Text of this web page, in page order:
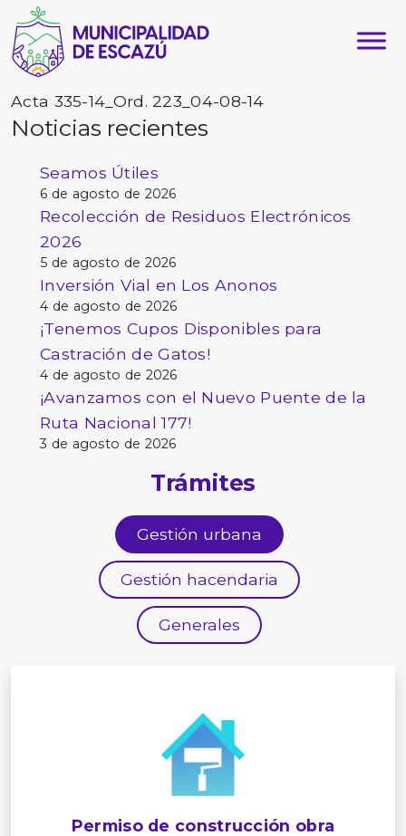
Acta 335-14_Ord. 223_04-08-14
Noticias recientes
Seamos Útiles
6 de agosto de 2026
Recolección de Residuos Electrónicos
2026
5 de agosto de 2026
Inversión Vial en Los Anonos
4 de agosto de 2026
¡Tenemos Cupos Disponibles para
Castración de Gatos!
4 de agosto de 2026
¡Avanzamos con el Nuevo Puente de la
Ruta Nacional 177!
3 de agosto de 2026
Trámites
Gestión urbana
Gestión hacendaria
Generales
Permiso de construcción obra